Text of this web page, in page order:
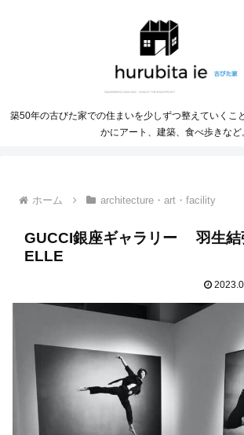
築50年の古びた家での住まいを少しずつ整えていく
かにアート、建築、食べ歩きなど
ホーム architecture・art・facility
GUCCI銀座ギャラリー 羽生結
ELLE